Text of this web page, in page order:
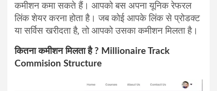
कमीशन कमा सकते हैं। आपको बस अपना यूनिक रेफरल
लिंक शेयर करना होता है। जब कोई आपके लिंक से प्रोडक्ट
या सर्विस खरीदता है, तो आपको उसका कमीशन मिलता है।
कितना कमीशन मिलता है ? Millionaire Track
Commision Structure